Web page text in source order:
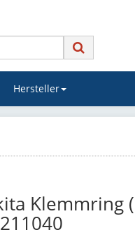
Hersteller
Klemmring